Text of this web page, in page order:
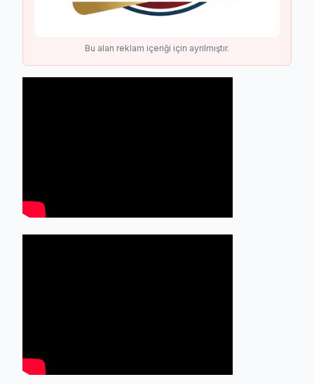
Bu alan reklam içeriği için ayrılmıştır.